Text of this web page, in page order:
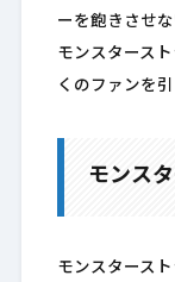
ーを飽きさせ
モンスタース
くのファンを
モンス
モンスタース